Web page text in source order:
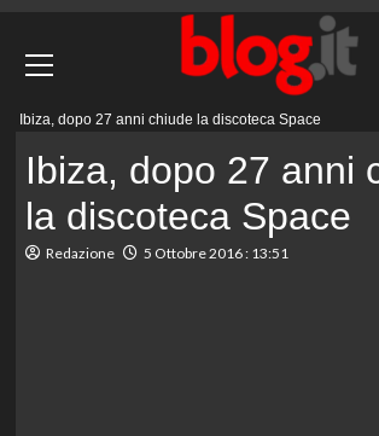
Ibiza, dopo 27 anni chiude la discoteca Space
Ibiza, dopo 27 anni
la discoteca Space
Redazione 5 Ottobre 2016 : 13:51